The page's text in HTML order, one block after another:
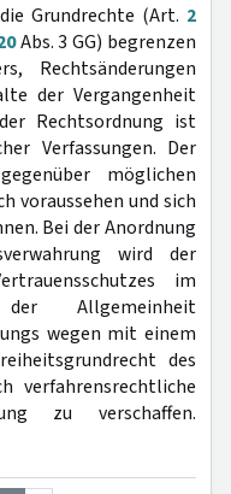
Grundrechte (Art. 2
Abs. 3 GG) begrenzen
Rechtsänderungen
der Vergangenheit
Rechtsordnung ist
Verfassungen. Der
möglichen
voraussehen und sich
Bei der Anordnung
wird der
im
Allgemeinheit
wegen mit einem
des
verfahrensrechtliche
zu verschaffen.